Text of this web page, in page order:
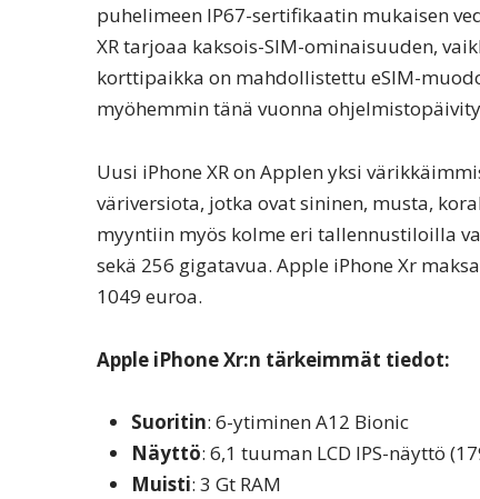
puhelimeen IP67-sertifikaatin mukaisen
XR tarjoaa kaksois-SIM-ominaisuuden,
korttipaikka on mahdollistettu eSIM-
myöhemmin tänä vuonna
Uusi iPhone XR on Applen yksi
väriversiota, jotka ovat sininen, musta,
myyntiin myös kolme eri tallennustiloilla
sekä 256 gigatavua. Apple iPhone Xr
1049 euroa.
Apple iPhone Xr:n tärkeimmät tiedot:
Suoritin: 6-ytiminen A12 Bionic
Näyttö: 6,1 tuuman LCD IPS-näyttö
Muisti: 3 Gt RAM